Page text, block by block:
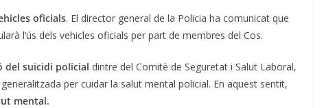
oficials. El director general de la Policia ha comunicat que
l’ús dels vehicles oficials per part de membres del Cos.
del suïcidi policial dintre del Comitè de Seguretat i Salut Laboral,
per cuidar la salut mental policial. En aquest sentit,
mental.